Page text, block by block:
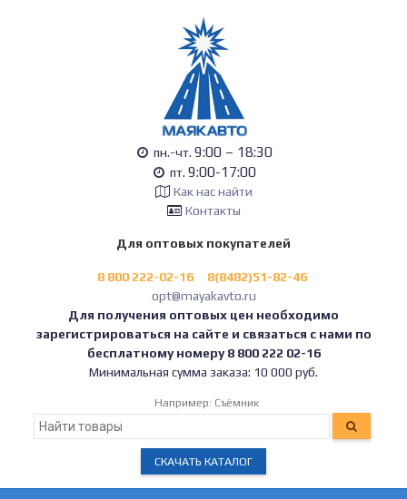
пн.-чт. 9:00 – 18:30
пт. 9:00-17:00
Как нас найти
Контакты
Для оптовых покупателей
8 800 222-02-16
8(8482)51-82-46
opt@mayakavto.ru
Для получения оптовых цен необходимо
зарегистрироваться на сайте и связаться с нами по
бесплатному номеру 8 800 222 02-16
Минимальная сумма заказа: 10 000 руб.
Например: Съёмник
СКАЧАТЬ КАТАЛОГ